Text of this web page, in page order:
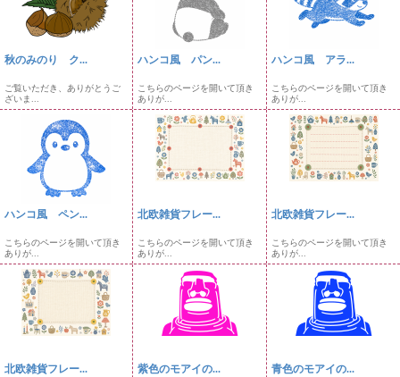
秋のみのり ク...
ご覧いただき、ありがとうご
ざいま...
ハンコ風 パン...
こちらのページを開いて頂き
ありが...
ハンコ風 アラ...
こちらのページを開いて頂き
ありが...
ハンコ風 ペン...
こちらのページを開いて頂き
ありが...
北欧雑貨フレー...
こちらのページを開いて頂き
ありが...
北欧雑貨フレー...
こちらのページを開いて頂き
ありが...
北欧雑貨フレー... 紫色のモアイの... 青色のモアイの...